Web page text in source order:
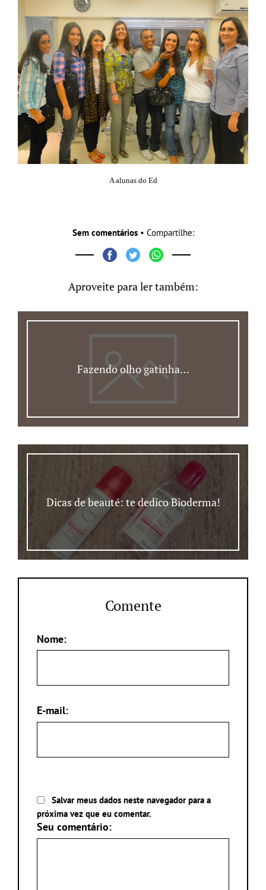
A alunas do Ed
Sem comentários• Compartilhe:
Aproveite para ler também:
Fazendo olho gatinha…
Dicas de beauté: te dedico Bioderma!
Comente
Nome:
E-mail:
Salvar meus dados neste navegador para a
próxima vez que eu comentar.
Seu comentário: